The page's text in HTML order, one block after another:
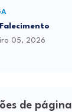
05, 2026
de página